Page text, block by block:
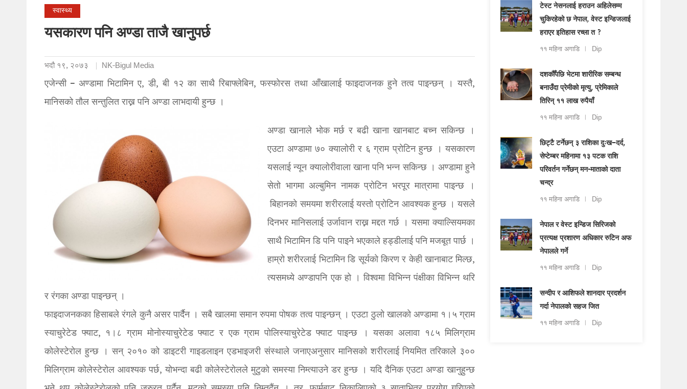
स्वास्थ्य
यसकारण पनि अण्डा ताजै खानुपर्छ
भदौ १९, २०७३ NK-Bigul Media
एजेन्सी – अण्डामा भिटामिन ए, डी, बी १२ का साथै रिबाफ्लेबिन, फस्फोरस तथा आँखालाई फाइदाजनक हुने तत्व पाइन्छन् । यस्तै,
मानिसको तौल सन्तुलित राख्न पनि अण्डा लाभदायी हुन्छ ।
अण्डा खानाले भोक मर्छ र बढी खाना खानबाट बच्न सकिन्छ ।
एउटा अण्डामा ७० क्यालोरी र ६ ग्राम प्रोटिन हुन्छ । यसकारण
यसलाई न्यून क्यालोरीवाला खाना पनि भन्न सकिन्छ । अण्डामा हुने
सेतो भागमा अल्बुमिन नामक प्रोटिन भरपूर मात्रामा पाइन्छ ।
बिहानको समयमा शरीरलाई यस्तो प्रोटिन आवश्यक हुन्छ । यसले
दिनभर मानिसलाई उर्जावान राख्न मद्दत गर्छ । यसमा क्याल्सियमका
साथै भिटामिन डि पनि पाइने भएकाले हड्डीलाई पनि मजबूत पार्छ ।
हाम्रो शरीरलाई भिटामिन डि सूर्यको किरण र केही खानाबाट मिल्छ,
त्यसमध्ये अण्डापनि एक हो । विश्वमा विभिन्न पंक्षीका विभिन्न थरि
र रंगका अण्डा पाइन्छन् ।
फाइदाजनकका हिसाबले रंगले कुनै असर पार्दैन । सबै खालमा समान रुपमा पोषक तत्व पाइन्छन् । एउटा ठुलो खालको अण्डामा १।५ ग्राम
स्याचुरेटेड फ्याट, १।८ ग्राम मोनोस्याचुरेटेड फ्याट र एक ग्राम पोलिस्याचुरेटेड फ्याट पाइन्छ । यसका अलावा १८५ मिलिग्राम
कोलेस्टेरोल हुन्छ । सन् २०१० को डाइटरी गाइडलाइन एडभाइजरी संस्थाले जनाएअनुसार मानिसको शरीरलाई नियमित तरिकाले ३००
मिलिग्राम कोलेस्टेरोल आवश्यक पर्छ, योभन्दा बढी कोलेस्टेरोलले मुटुको समस्या निम्त्याउने डर हुन्छ । यदि दैनिक एउटा अण्डा खानुहुन्छ
टेस्ट नेसनलाई हराउन अहिलेसम्म
चुकिरहेको छ नेपाल, वेस्ट इन्डिजलाई
हराएर इतिहास रच्ला त ?
११ महिना अगाडि Dip
दशकौँपछि भेटमा शारीरिक सम्बन्ध
बनाउँदा प्रेमीको मृत्यु, प्रेमिकाले
तिरिन् ११ लाख रुपैयाँ
११ महिना अगाडि Dip
छिट्टै टर्नेछन् ३ राशिका दुःख–दर्द,
सेप्टेम्बर महिनामा १३ पटक राशि
परिवर्तन गर्नेछन् मन-माताको दाता
चन्द्र
११ महिना अगाडि Dip
नेपाल र वेस्ट इन्डिज सिरिजको
प्रत्यक्ष प्रशारण अधिकार रुटिन अफ
नेपालले गर्ने
११ महिना अगाडि Dip
सन्दीप र आशिफले शानदार प्रदर्शन
गर्दा नेपालको सहज जित
११ महिना अगाडि Dip